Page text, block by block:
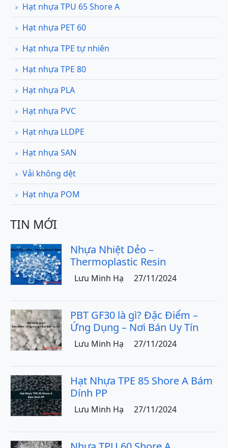
Hạt nhựa TPU 65 Shore A
Hạt nhựa PET 60
Hạt nhựa TPE tự nhiên
Hạt nhựa TPE 80
Hạt nhựa PLA
Hạt nhựa PVC
Hạt nhựa LLDPE
Hạt nhựa SAN
Vải không dệt
Hạt nhựa POM
TIN MỚI
Nhựa Nhiệt Dẻo –
Thermoplastic Resin
Lưu Minh Hạ 27/11/2024
PBT GF30 là gì? Đặc Điểm –
Ứng Dụng – Nơi Bán Uy Tín
Lưu Minh Hạ 27/11/2024
Hạt Nhựa TPE 85 Shore A Bám
Dính PP
Lưu Minh Hạ 27/11/2024